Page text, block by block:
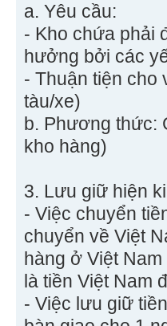
a. Yêu cầu:
- Kho chứa phải
hưởng bởi các
- Thuận tiện cho
tàu/xe)
b. Phương thức:
kho hàng)
3. Lưu giữ hiện
- Việc chuyển
chuyển về Việt
hàng ở Việt
là tiền Việt Nam
- Việc lưu giữ